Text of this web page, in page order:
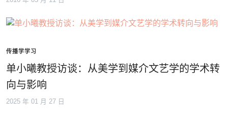
传播学学习
单小曦教授访谈：从美学到媒介文艺学的学术转
向与影响
2025 年 01 月 27 日